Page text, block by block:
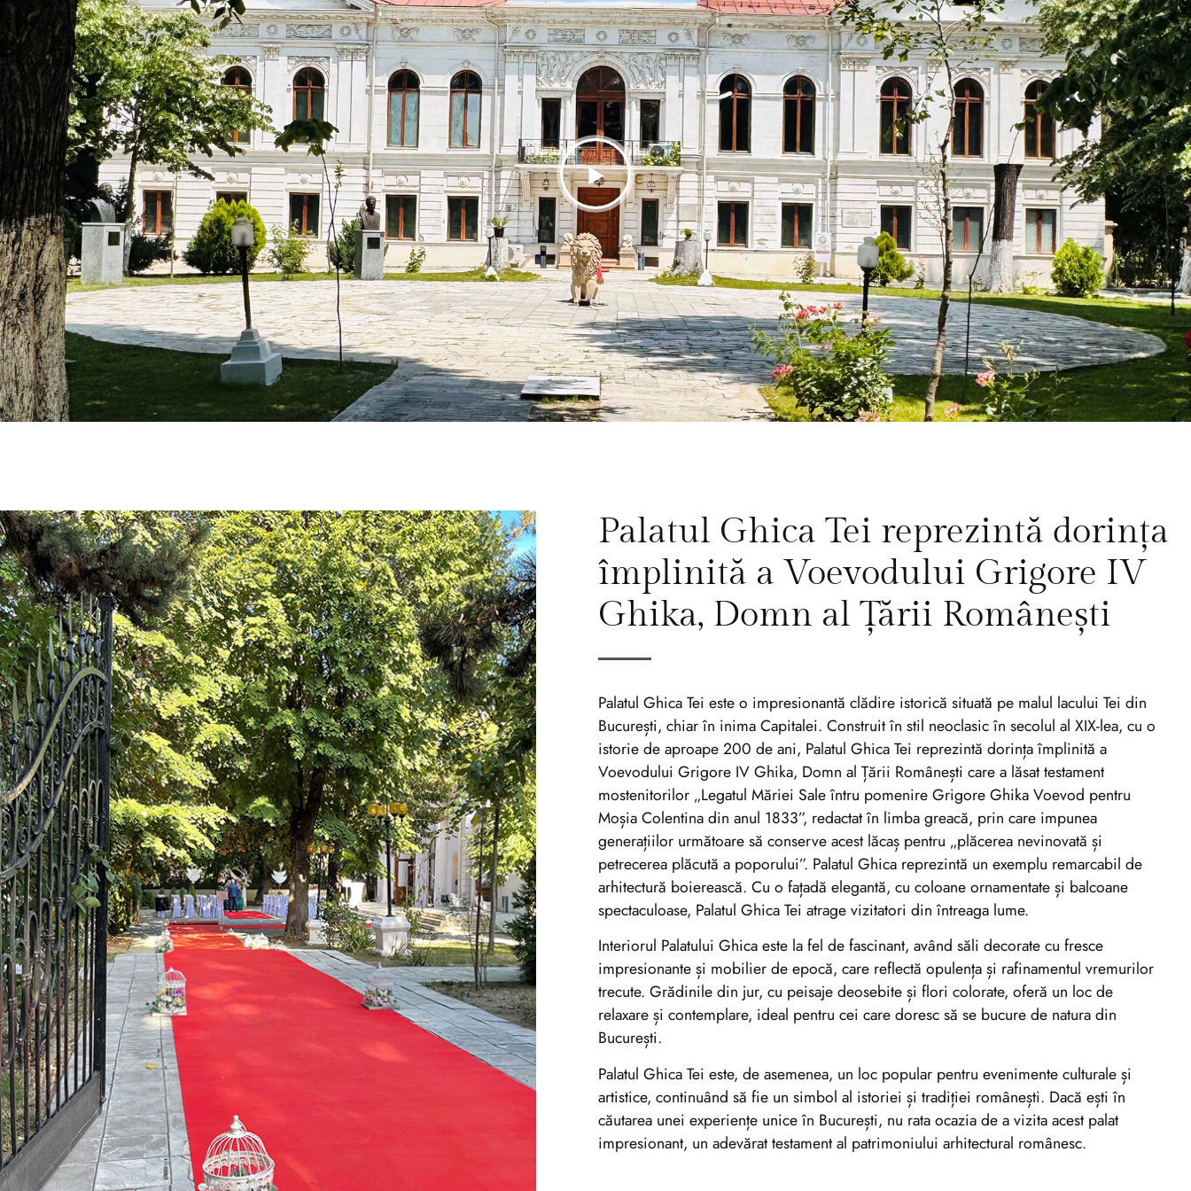
Palatul Ghica Tei reprezintă dorința
împlinită a Voevodului Grigore IV
Ghika, Domn al Țării Românești
Palatul Ghica Tei este o impresionantă clădire istorică situată pe malul lacului Tei din
București, chiar în inima Capitalei. Construit în stil neoclasic în secolul al XIX-lea, cu o
istorie de aproape 200 de ani, Palatul Ghica Tei reprezintă dorința împlinită a
Voevodului Grigore IV Ghika, Domn al Țării Românești care a lăsat testament
mostenitorilor „Legatul Măriei Sale întru pomenire Grigore Ghika Voevod pentru
Moșia Colentina din anul 1833”, redactat în limba greacă, prin care impunea
generațiilor următoare să conserve acest lăcaș pentru „plăcerea nevinovată și
petrecerea plăcută a poporului”. Palatul Ghica reprezintă un exemplu remarcabil de
arhitectură boierească. Cu o fațadă elegantă, cu coloane ornamentate și balcoane
spectaculoase, Palatul Ghica Tei atrage vizitatori din întreaga lume.
Interiorul Palatului Ghica este la fel de fascinant, având săli decorate cu fresce
impresionante și mobilier de epocă, care reflectă opulența și rafinamentul vremurilor
trecute. Grădinile din jur, cu peisaje deosebite și flori colorate, oferă un loc de
relaxare și contemplare, ideal pentru cei care doresc să se bucure de natura din
București.
Palatul Ghica Tei este, de asemenea, un loc popular pentru evenimente culturale și
artistice, continuând să fie un simbol al istoriei și tradiției românești. Dacă ești în
căutarea unei experiențe unice în București, nu rata ocazia de a vizita acest palat
impresionant, un adevărat testament al patrimoniului arhitectural românesc.